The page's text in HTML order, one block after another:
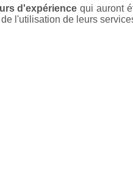
d'expérience qui auront
l'utilisation de leurs